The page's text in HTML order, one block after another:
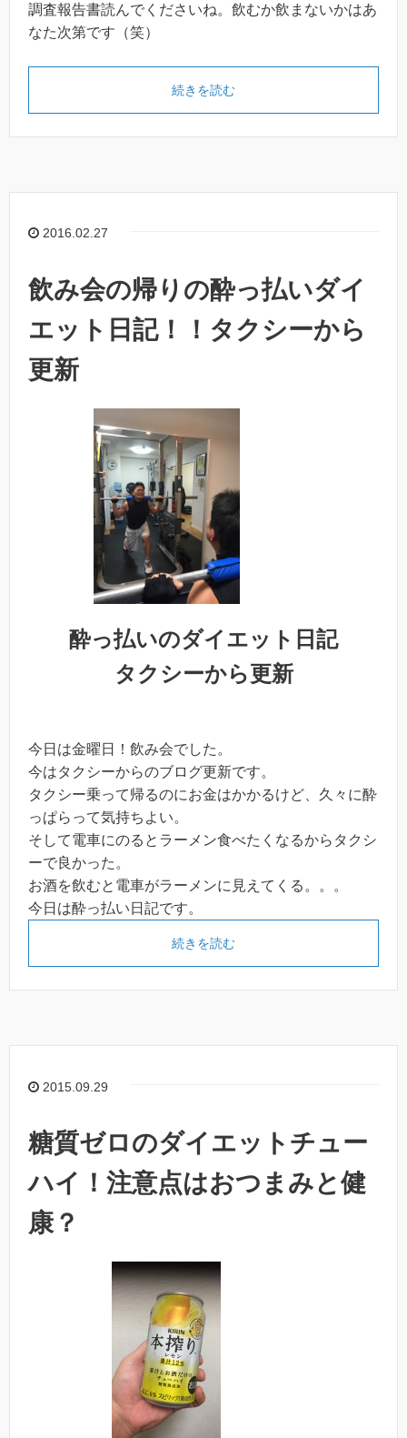
調査報告書読んでくださいね。飲むか飲まないかはあ
なた次第です（笑）
続きを読む
2016.02.27
飲み会の帰りの酔っ払いダイ
エット日記！！タクシーから
更新
酔っ払いのダイエット日記
タクシーから更新
今日は金曜日！飲み会でした。
今はタクシーからのブログ更新です。
タクシー乗って帰るのにお金はかかるけど、久々に酔
っぱらって気持ちよい。
そして電車にのるとラーメン食べたくなるからタクシ
ーで良かった。
お酒を飲むと電車がラーメンに見えてくる。。。
今日は酔っ払い日記です。
続きを読む
2015.09.29
糖質ゼロのダイエットチュー
ハイ！注意点はおつまみと健
康？